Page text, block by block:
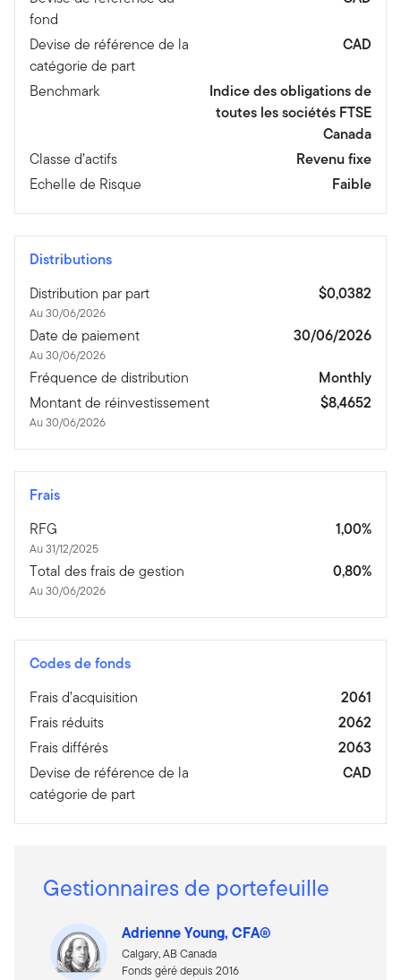
fond
Devise de référence de la
catégorie de part
CAD
Benchmark
Indice des obligations de
toutes les sociétés FTSE
Canada
Classe d’actifs
Revenu fixe
Echelle de Risque
Faible
Distributions
Distribution par part
Au 30/06/2026
$0,0382
Date de paiement
Au 30/06/2026
30/06/2026
Fréquence de distribution
Monthly
Montant de réinvestissement
Au 30/06/2026
$8,4652
Frais
RFG
Au 31/12/2025
1,00%
Total des frais de gestion
Au 30/06/2026
0,80%
Codes de fonds
Frais d’acquisition
2061
Frais réduits
2062
Frais différés
2063
Devise de référence de la
catégorie de part
CAD
Gestionnaires de portefeuille
Adrienne Young, CFA®
Calgary, AB Canada
Fonds géré depuis 2016